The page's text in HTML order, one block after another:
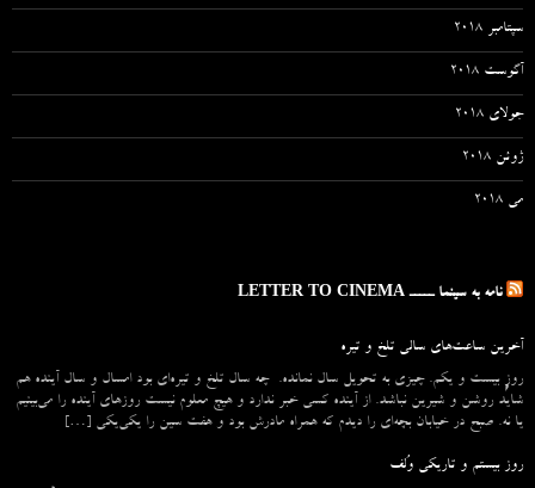
سپتامبر 2018
آگوست 2018
جولای 2018
ژوئن 2018
می 2018
نامه به سینما ـــــ LETTER TO CINEMA
آخرین ساعت‌های سالی تلخ و تیره
روزِ بیست و یکم. چیزی به تحویل سال نمانده. چه سال تلخ و تیره‌ای بود امسال و سال آینده هم
شاید روشن و شیرین نباشد. از آینده کسی خبر ندارد و هیچ معلوم نیست روزهای آینده را می‌بینیم
یا نه. صبح در خیابان بچه‌ای را دیدم که همراه مادرش بود و هفت سین را یکی‌یکی […]
روز بیستم و تاریکی وُلف